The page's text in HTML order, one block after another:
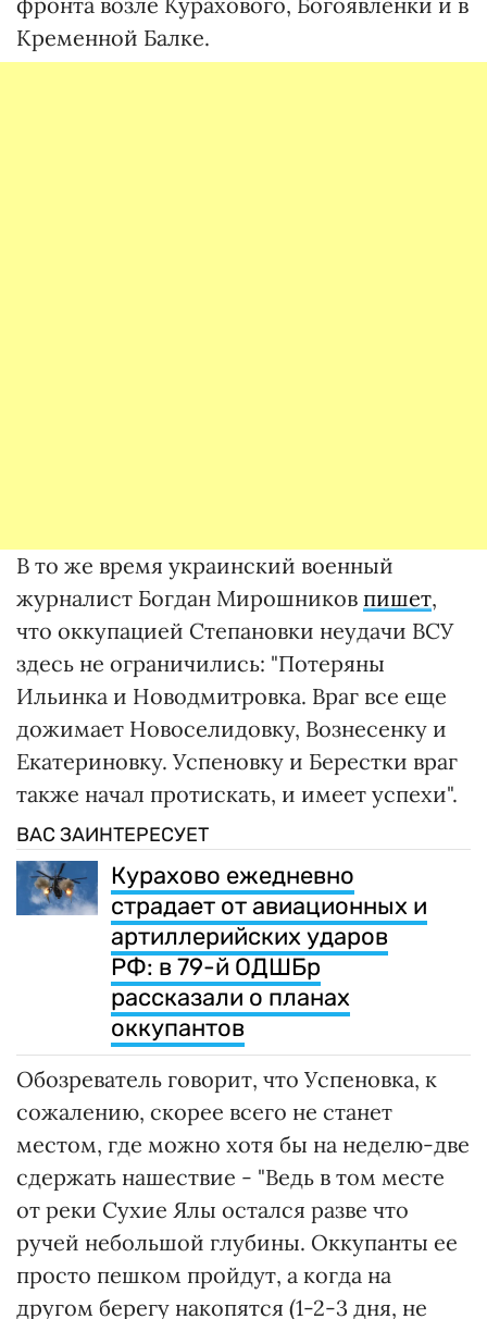
Кременной Балке.
В то же время украинский военный
журналист Богдан Мирошников пишет,
что оккупацией Степановки неудачи ВСУ
здесь не ограничились: "Потеряны
Ильинка и Новодмитровка. Враг все еще
дожимает Новоселидовку, Вознесенку и
Екатериновку. Успеновку и Берестки враг
также начал протискать, и имеет успехи".
ВАС ЗАИНТЕРЕСУЕТ
Курахово ежедневно
страдает от авиационных и
артиллерийских ударов
РФ: в 79-й ОДШБр
рассказали о планах
оккупантов
Обозреватель говорит, что Успеновка, к
сожалению, скорее всего не станет
местом, где можно хотя бы на неделю-две
сдержать нашествие - "Ведь в том месте
от реки Сухие Ялы остался разве что
ручей небольшой глубины. Оккупанты ее
просто пешком пройдут, а когда на
другом берегу накопятся (1-2-3 дня, не